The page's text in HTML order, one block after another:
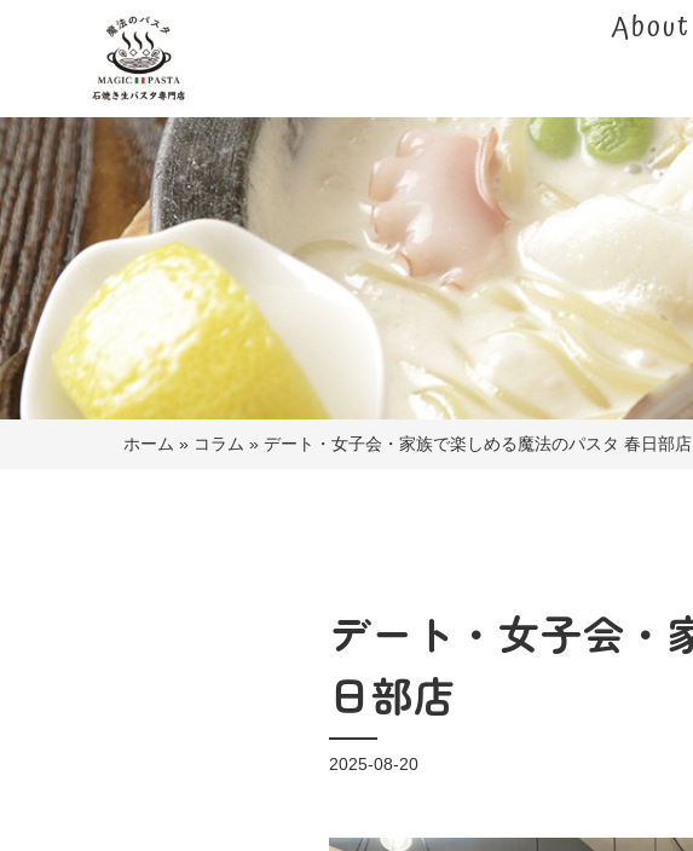
About
ホーム » コラム » デート・女子会・家族で楽しめる魔法のパスタ 春日部店
デート・女子会・
日部店
2025-08-20